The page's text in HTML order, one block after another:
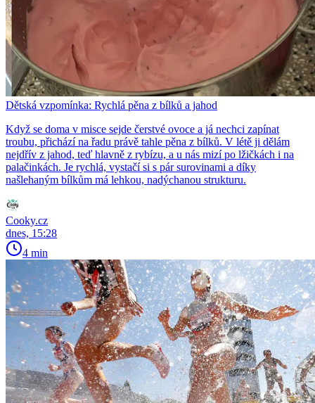
Dětská vzpomínka: Rychlá pěna z bílků a jahod
Když se doma v misce sejde čerstvé ovoce a já nechci zapínat
troubu, přichází na řadu právě tahle pěna z bílků. V létě ji dělám
nejdřív z jahod, teď hlavně z rybízu, a u nás mizí po lžičkách i na
palačinkách. Je rychlá, vystačí si s pár surovinami a díky
našlehaným bílkům má lehkou, nadýchanou strukturu.
Cooky.cz
dnes, 15:28
4 min